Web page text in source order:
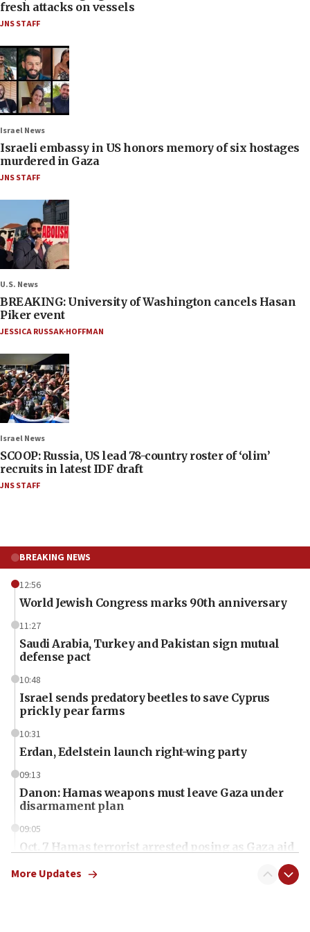
fresh attacks on vessels
JNS STAFF
Israel News
Israeli embassy in US honors memory of six hostages
murdered in Gaza
JNS STAFF
U.S. News
BREAKING: University of Washington cancels Hasan
Piker event
JESSICA RUSSAK-HOFFMAN
Israel News
SCOOP: Russia, US lead 78-country roster of ‘olim’
recruits in latest IDF draft
JNS STAFF
BREAKING NEWS
12:56
World Jewish Congress marks 90th anniversary
11:27
Saudi Arabia, Turkey and Pakistan sign mutual
defense pact
10:48
Israel sends predatory beetles to save Cyprus
prickly pear farms
10:31
Erdan, Edelstein launch right-wing party
09:13
Danon: Hamas weapons must leave Gaza under
disarmament plan
09:05
Oct. 7 Hamas terrorist arrested posing as Gaza aid
More Updates